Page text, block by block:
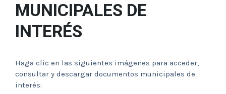
MUNICIPALES DE
INTERÉS
Haga clic en las siguientes imágenes para acceder,
consultar y descargar documentos municipales de
interés: